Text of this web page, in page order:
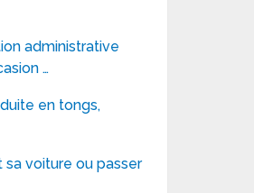
administrative
…
en tongs,
voiture ou passer